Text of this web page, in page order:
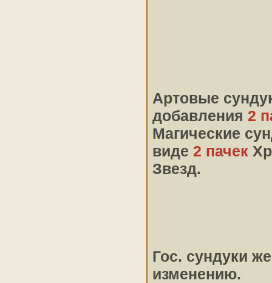
Артовые
добавления 2
Магические
виде2 пачек
Звезд.
Гос. сундуки
изменению.